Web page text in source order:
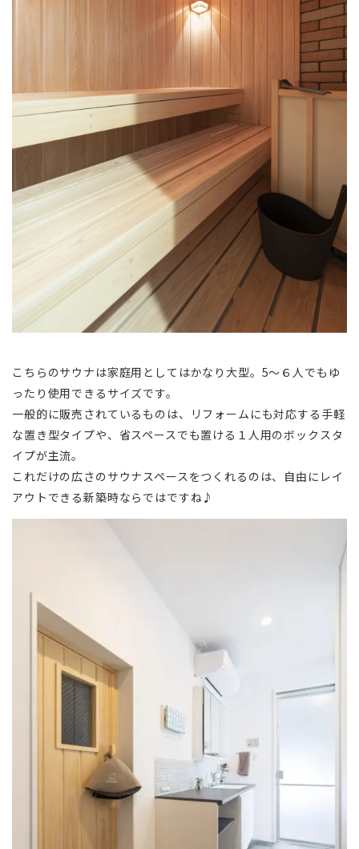
こちらのサウナは家庭用としてはかなり大型。5～６人でもゆ
ったり使用できるサイズです。
一般的に販売されているものは、リフォームにも対応する手軽
な置き型タイプや、省スペースでも置ける１人用のボックスタ
イプが主流。
これだけの広さのサウナスペースをつくれるのは、自由にレイ
アウトできる新築時ならではですね♪